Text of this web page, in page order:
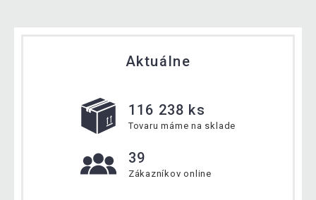
Aktuálne
116 238 ks
Tovaru máme na sklade
39
Zákazníkov online